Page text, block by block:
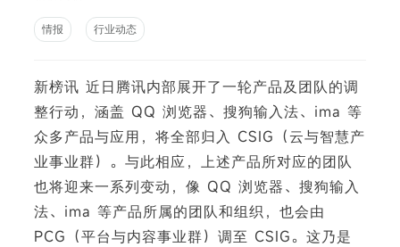
情报 行业动态
新榜讯 近日腾讯内部展开了一轮产品及团队的调
整行动，涵盖 QQ 浏览器、搜狗输入法、ima 等
众多产品与应用，将全部归入 CSIG（云与智慧产
业事业群）。与此相应，上述产品所对应的团队
也将迎来一系列变动，像 QQ 浏览器、搜狗输入
法、ima 等产品所属的团队和组织，也会由
PCG（平台与内容事业群）调至 CSIG。这乃是